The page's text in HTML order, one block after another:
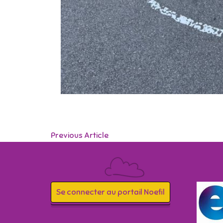
Previous Article
Se connecter au portail Noefil